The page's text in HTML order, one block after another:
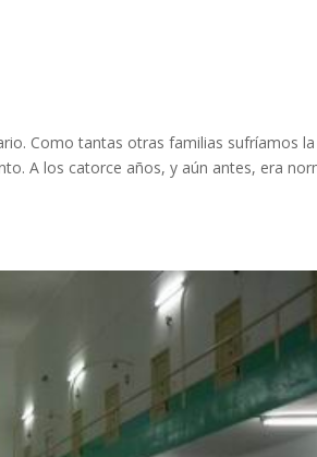
Como tantas otras familias sufríamos la
A los catorce años, y aún antes, era